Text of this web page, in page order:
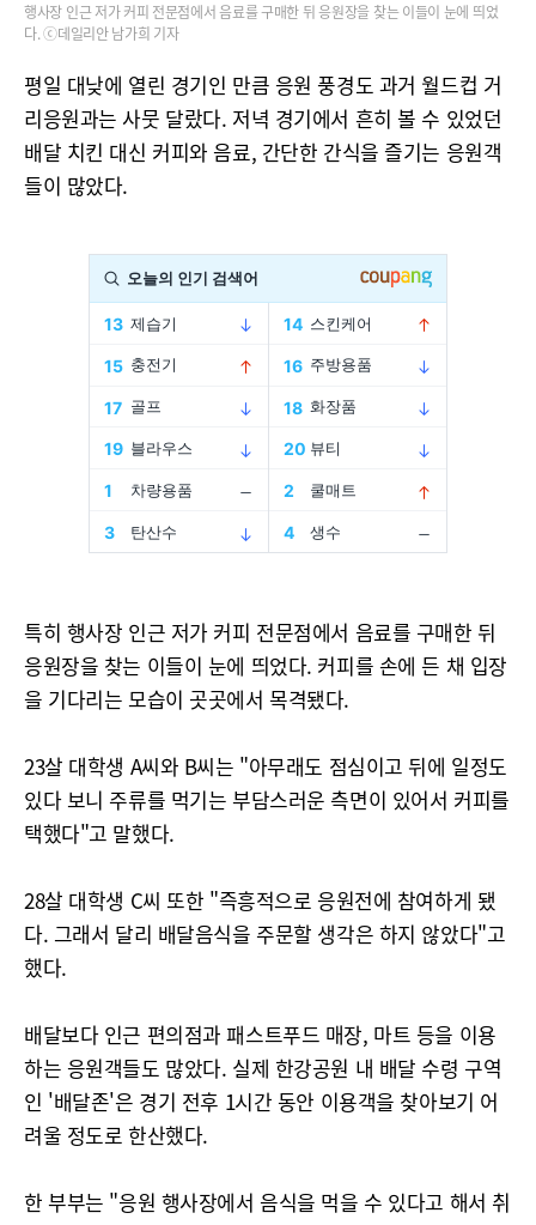
행사장 인근 저가 커피 전문점에서 음료를 구매한 뒤 응원장을 찾는 이들이 눈에 띄었
다. ⓒ데일리안 남가희 기자
평일 대낮에 열린 경기인 만큼 응원 풍경도 과거 월드컵 거
리응원과는 사뭇 달랐다. 저녁 경기에서 흔히 볼 수 있었던
배달 치킨 대신 커피와 음료, 간단한 간식을 즐기는 응원객
들이 많았다.
특히 행사장 인근 저가 커피 전문점에서 음료를 구매한 뒤
응원장을 찾는 이들이 눈에 띄었다. 커피를 손에 든 채 입장
을 기다리는 모습이 곳곳에서 목격됐다.
23살 대학생 A씨와 B씨는 "아무래도 점심이고 뒤에 일정도
있다 보니 주류를 먹기는 부담스러운 측면이 있어서 커피를
택했다"고 말했다.
28살 대학생 C씨 또한 "즉흥적으로 응원전에 참여하게 됐
다. 그래서 달리 배달음식을 주문할 생각은 하지 않았다"고
했다.
배달보다 인근 편의점과 패스트푸드 매장, 마트 등을 이용
하는 응원객들도 많았다. 실제 한강공원 내 배달 수령 구역
인 '배달존'은 경기 전후 1시간 동안 이용객을 찾아보기 어
려울 정도로 한산했다.
한 부부는 "응원 행사장에서 음식을 먹을 수 있다고 해서 취